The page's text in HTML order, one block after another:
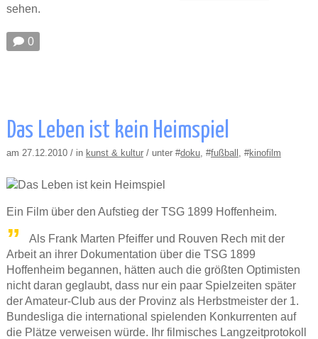
sehen.
🗩 0
Das Leben ist kein Heimspiel
am 27.12.2010 / in kunst & kultur/ unter #doku, #fußball , #kinofilm
Ein Film über den Aufstieg der TSG 1899 Hoffenheim.
Als Frank Marten Pfeiffer und Rouven Rech mit der
Arbeit an ihrer Dokumentation über die TSG 1899
Hoffenheim begannen, hätten auch die größten Optimisten
nicht daran geglaubt, dass nur ein paar Spielzeiten später
der Amateur-Club aus der Provinz als Herbstmeister der 1.
Bundesliga die international spielenden Konkurrenten auf
die Plätze verweisen würde. Ihr filmisches Langzeitprotokoll